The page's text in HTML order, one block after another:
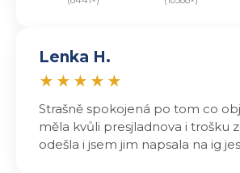
Lenka H.
★ ★ ★ ★ ★
Strašně spokojená po tom co
měla kvůli presjladnova i trošku
odešla i jsem jim napsala na ig